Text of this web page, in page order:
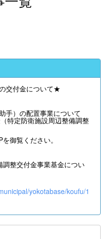
交付金について★
手）の配置事業について
特定防衛施設周辺整備調整
御覧ください。
整交付金事業基金につい
yokotabase/koufu/1